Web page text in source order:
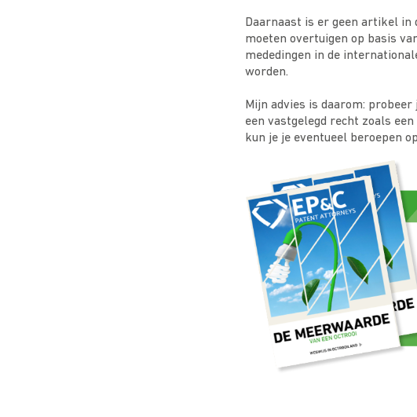
Daarnaast is er geen artikel in
moeten overtuigen op basis
mededingen in de
worden.
Mijn advies is daarom:
een vastgelegd recht zoals
kun je je eventueel beroepen